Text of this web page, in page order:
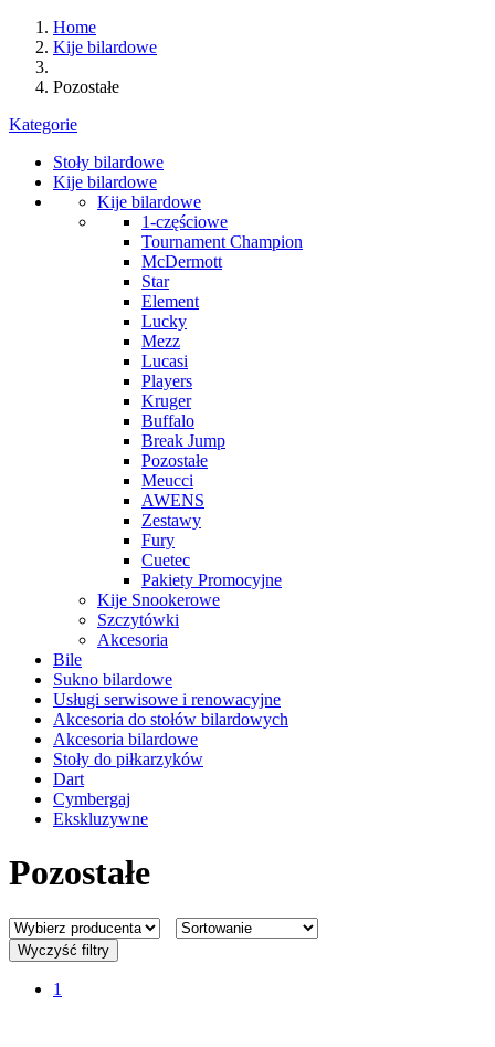
Home
Kije bilardowe
Pozostałe
Kategorie
Stoły bilardowe
Kije bilardowe
Kije bilardowe
1-częściowe
Tournament Champion
McDermott
Star
Element
Lucky
Mezz
Lucasi
Players
Kruger
Buffalo
Break Jump
Pozostałe
Meucci
AWENS
Zestawy
Fury
Cuetec
Pakiety Promocyjne
Kije Snookerowe
Szczytówki
Akcesoria
Bile
Sukno bilardowe
Usługi serwisowe i renowacyjne
Akcesoria do stołów bilardowych
Akcesoria bilardowe
Stoły do piłkarzyków
Dart
Cymbergaj
Ekskluzywne
Pozostałe
Wyczyść filtry
1